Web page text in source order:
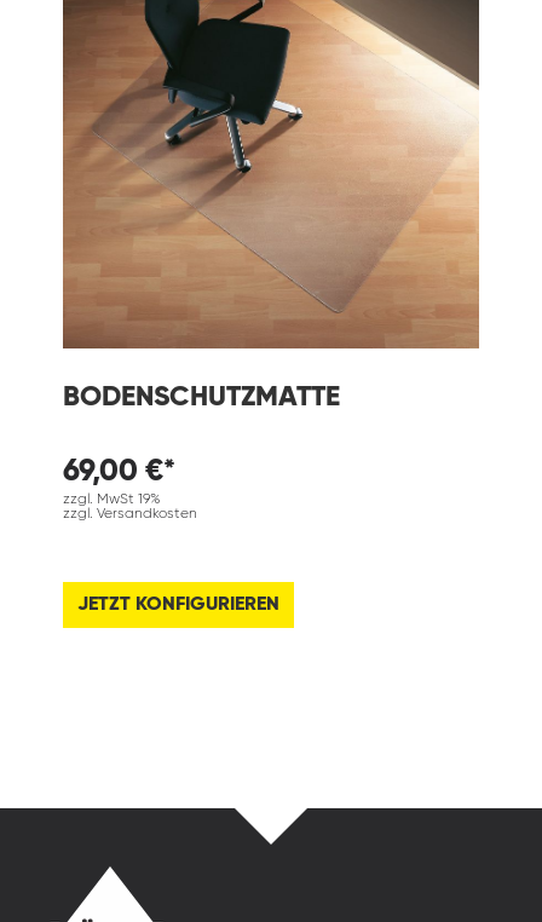
BODENSCHUTZMATTE
69,00 €*
zzgl. MwSt 19%
zzgl. Versandkosten
JETZT KONFIGURIEREN